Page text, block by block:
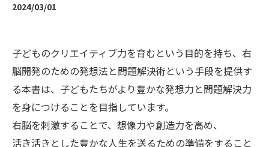
2024/03/01
子どものクリエイティブ力を育むという目的を持ち、右
脳開発のための発想法と問題解決術という手段を提供す
る本書は、子どもたちがより豊かな発想力と問題解決力
を身につけることを目指しています。
右脳を刺激することで、想像力や創造力を高め、
活き活きとした豊かな人生を送るための準備をすること